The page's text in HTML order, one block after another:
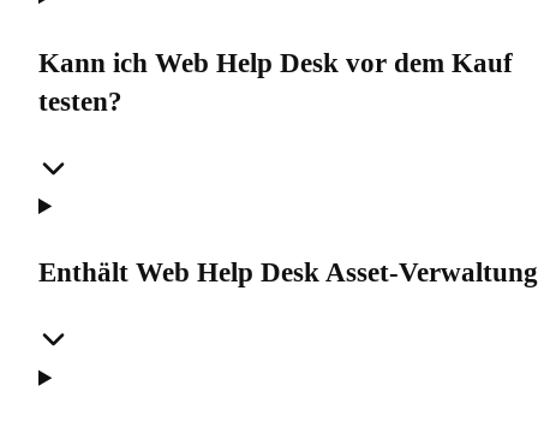
Kann ich Web Help Desk vor dem Kauf
testen?
Enthält Web Help Desk Asset-